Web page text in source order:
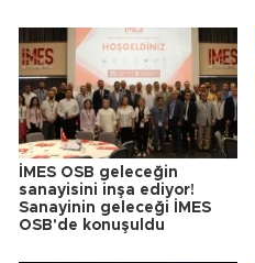
İMES OSB geleceğin
sanayisini inşa ediyor!
Sanayinin geleceği İMES
OSB'de konuşuldu